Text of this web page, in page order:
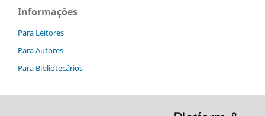
Informações
Para Leitores
Para Autores
Para Bibliotecários